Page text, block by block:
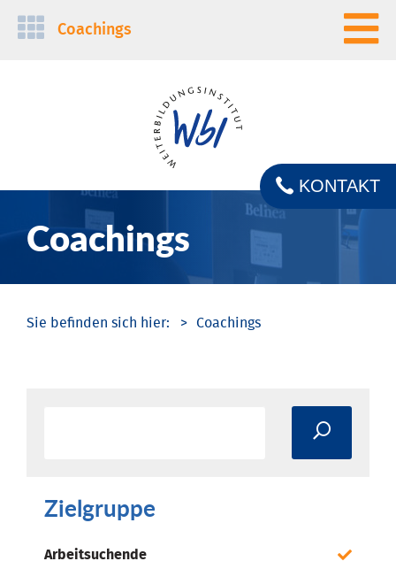
Navigation
Coachings
Coachings
KONTAKT
Coachings
Zielgruppe
Arbeitsuchende